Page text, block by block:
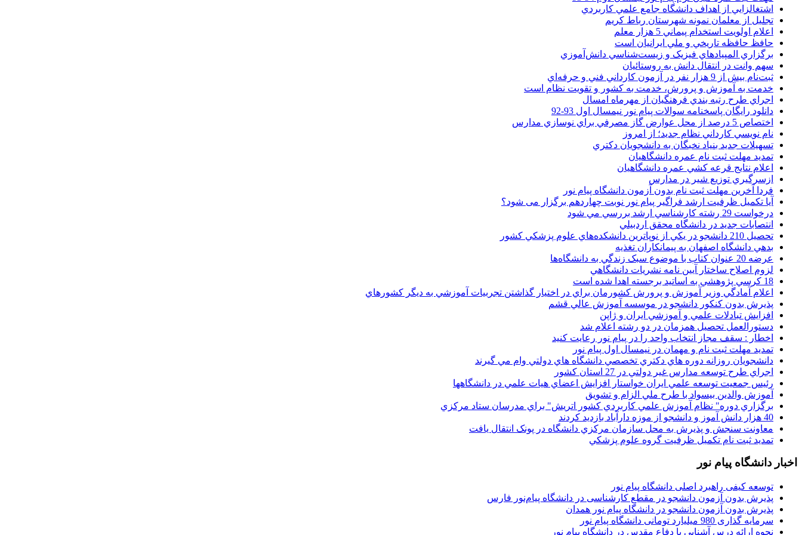
اشتغالزايي از اهداف دانشگاه جامع علمي کاربردي
تجليل از معلمان نمونه شهرستان رباط کريم
اعلام اولويت استخدام پيماني 5 هزار معلم
حافظ حافظه تاريخي و ملي ايرانيان است
برگزاري المپيادهاي فيزيک و زيست‌شناسي دانش‌آموزي
سهم وانت در انتقال دانش به روستائيان
ثبت‌نام بيش از 9 هزار نفر در آزمون کارداني فني و حرفه‌اي
خدمت به آموزش و پرورش، خدمت به کشور و تقويت نظام است
اجراي طرح رتبه بندي فرهنگيان از مهرماه امسال
دانلود رایگان پاسخنامه سوالات پیام نور نیمسال اول 93-92
اختصاص 5 درصد از محل عوارض گاز مصرفي براي نوسازي مدارس
نام نويسي کارداني نظام جديد؛ از امروز
تسهيلات جديد بنياد نخبگان به دانشجويان دکتري
تمديد مهلت ثبت نام عمره دانشگاهيان
اعلام نتايج قرعه کشي عمره دانشگاهيان
ازسرگيري توزيع شير در مدارس
فردا آخرین مهلت ثبت نام بدون آزمون دانشگاه پیام نور
آیا تکمیل ظرفیت ارشد فراگیر پیام نور نوبت چهاردهم برگزار می شود؟
درخواست 29 رشته کارشناسي ارشد بررسي مي شود
انتصابات جديد در دانشگاه محقق اردبيلي
تحصيل 210 دانشجو در يکي از نوپاترين دانشکده‌هاي علوم پزشکي کشور
بدهي دانشگاه اصفهان به پيمانکاران تغذيه
عرضه 20 عنوان کتاب با موضوع سبک زندگي به دانشگاه‌ها
لزوم اصلاح ساختار آيين نامه نشريات دانشگاهي
18 کرسي پژوهشي به اساتيد برجسته اهدا شده است
اعلام آمادگي وزير آموزش و پرورش کشورمان براي در اختيار گذاشتن تجربيات آموزشي به ديگر کشورهاي
پذيرش بدون کنکور دانشجو در موسسه آموزش عالي قشم
افزايش تبادلات علمي و آموزشي ايران و ژاپن
دستورالعمل تحصیل همزمان در دو رشته اعلام شد
اخطار : سقف مجاز انتخاب واحد را در پیام نور رعایت کنید
تمدید مهلت ثبت نام و مهمان در نیمسال اول پیام نور
دانشجويان روزانه دوره هاي دكتري تخصصي دانشگاه هاي دولتي وام مي گيرند
اجراي طرح توسعه مدارس غير دولتي در 27 استان کشور
رئيس جمعيت توسعه علمي ايران خواستار افزايش اعضاي هيات علمي در دانشگاهها
آموزش والدين بيسواد با طرح ملي الزام و تشويق
برگزاري دوره" نظام آموزش علمي كاربردي كشور اتريش" براي مدرسان ستاد مرکزي
40 هزار دانش آموز و دانشجو از موزه دارآباد بازديد کردند
معاونت سنجش و پذيرش به محل سازمان مرکزي دانشگاه در پونک انتقال يافت
تمديد ثبت نام تکميل ظرفيت گروه علوم پزشکي
اخبار دانشگاه پیام نور
توسعه کیفی راهبرد اصلی دانشگاه پیام نور
پذیرش بدون آزمون دانشجو در مقطع کارشناسی در دانشگاه پیام‌نور فارس
پذیرش بدون آزمون دانشجو در دانشگاه پیام نور همدان
سرمایه گذاری 980 میلیارد تومانی دانشگاه پیام نور
نحوه ارائه درس آشنایی با دفاع مقدس در دانشگاه پیام نور